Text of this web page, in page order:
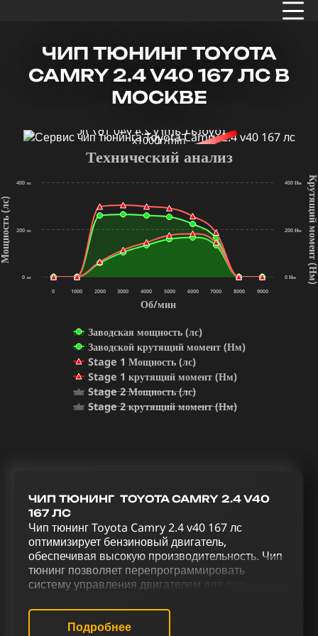
ЧИП ТЮНИНГ TOYOTA
CAMRY 2.4 V40 167 ЛС В
МОСКВЕ
x1000r/min
Об/мин
(лс)
Технический анализ
Заводская мощность (лс)
Заводской крутящий момент (Нм)
Stage 1 Мощность (лс)
Stage 1 крутящий момент (Нм)
Stage 2 Мощность (лс)
Stage 2 крутящий момент (Нм)
0 1000 2000 3000 4000 5000 6000 7000 8000 9000
0 лс
200 лс
400 лс
0 Нм
200 Нм
400 Нм
ЧИП ТЮНИНГ TOYOTA CAMRY 2.4 V40
167 ЛС
Чип тюнинг Toyota Camry 2.4 v40 167 лс
оптимизирует бензиновый двигатель,
обеспечивая высокую производительность. Чип
тюнинг позволяет перепрограммировать
систему управления двигателем для повышения
усовершенствования Toyota Camry 2.4 v40 167
лс, включающий в себя чип тюнинг (stage 1 и
Подробнее